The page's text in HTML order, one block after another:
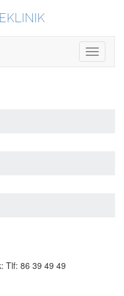
Toggle
Tlf: 86 39 49 49